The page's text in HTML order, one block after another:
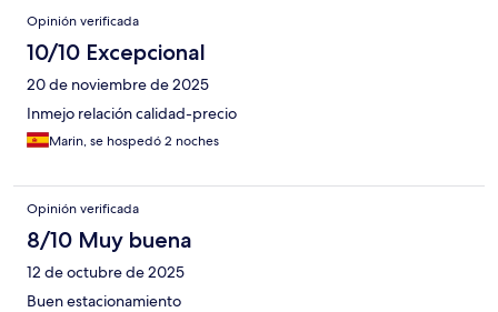
Opinión verificada
10/10 Excepcional
20 de noviembre de 2025
Inmejo relación calidad-precio
Marin, se hospedó 2 noches
Opinión verificada
8/10 Muy buena
12 de octubre de 2025
Buen estacionamiento